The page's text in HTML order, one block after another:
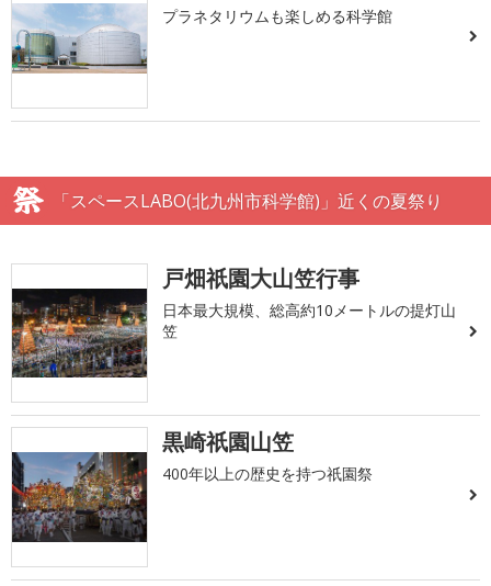
プラネタリウムも楽しめる科学館
「スペースLABO(北九州市科学館)」近くの夏祭り
戸畑祇園大山笠行事
日本最大規模、総高約10メートルの提灯山
笠
黒崎祇園山笠
400年以上の歴史を持つ祇園祭